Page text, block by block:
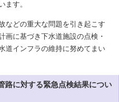
ます。
などの重大な問題を引き起こす
画に基づき下水道施設の点検・
道インフラの維持に努めてまい
路に対する緊急点検結果につい